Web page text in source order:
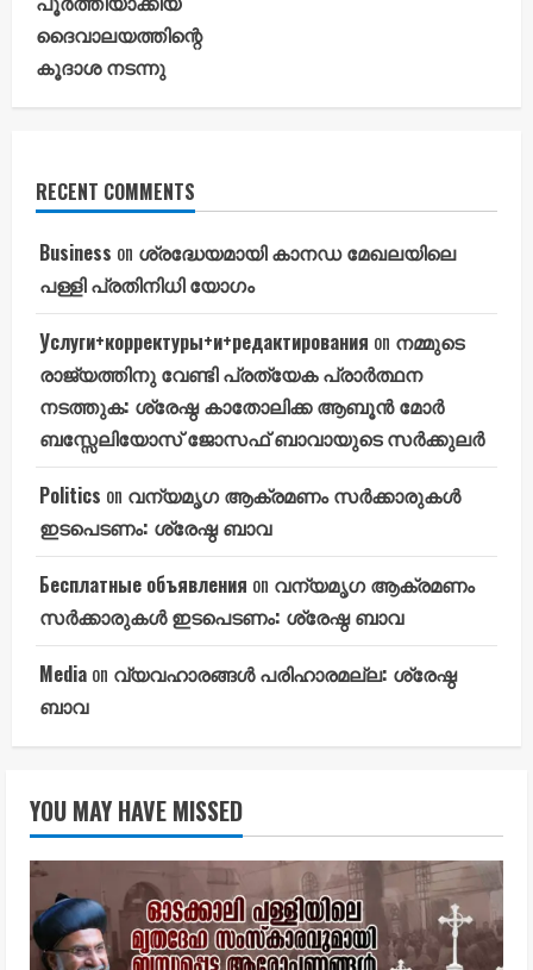
ദൈവാലയത്തിന്റെ
കൂദാശ നടന്നു
RECENT COMMENTS
Business on ശ്രദ്ധേയമായി കാനഡ മേഖലയിലെ
പള്ളി പ്രതിനിധി യോഗം
Услуги+корректуры+и+редактирования on നമ്മുടെ
രാജ്യത്തിനു വേണ്ടി പ്രത്യേക പ്രാർത്ഥന
നടത്തുക: ശ്രേഷ്ഠ കാതോലിക്ക ആബൂൻ മോർ
ബസ്സേലിയോസ് ജോസഫ് ബാവായുടെ സർക്കുലർ
Politics on വന്യമൃഗ ആക്രമണം സർക്കാരുകൾ
ഇടപെടണം: ശ്രേഷ്ഠ ബാവ
Бесплатные объявления on വന്യമൃഗ ആക്രമണം
സർക്കാരുകൾ ഇടപെടണം: ശ്രേഷ്ഠ ബാവ
Media on വ്യവഹാരങ്ങൾ പരിഹാരമല്ല: ശ്രേഷ്ഠ
ബാവ
YOU MAY HAVE MISSED